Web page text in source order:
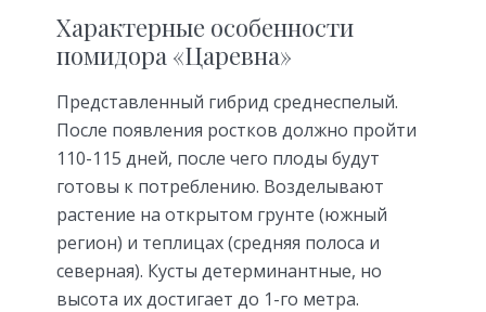
Характерные особенности
помидора «Царевна»
Представленный гибрид среднеспелый.
После появления ростков должно пройти
110-115 дней, после чего плоды будут
готовы к потреблению. Возделывают
растение на открытом грунте (южный
регион) и теплицах (средняя полоса и
северная). Кусты детерминантные, но
высота их достигает до 1-го метра.